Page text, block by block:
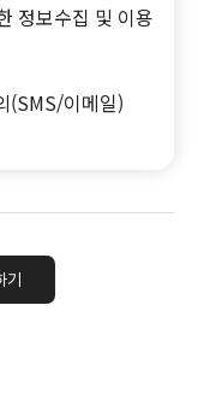
정보수집 및 이용
(SMS/이메일)